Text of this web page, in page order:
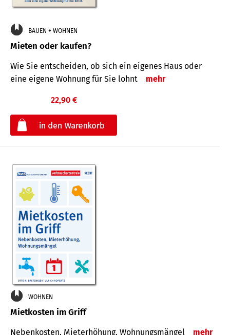
BAUEN + WOHNEN
Mieten oder kaufen?
Wie Sie entscheiden, ob sich ein eigenes Haus oder
eine eigene Wohnung für Sie lohnt
mehr
22,90 €
WOHNEN
Mietkosten im Griff
Nebenkosten, Mieterhöhung, Wohnungsmängel mehr